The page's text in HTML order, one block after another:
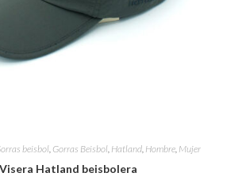
beisbol, Gorras Beisbol, Hatland, Hombre, Mujer
Visera Hatland beisbolera